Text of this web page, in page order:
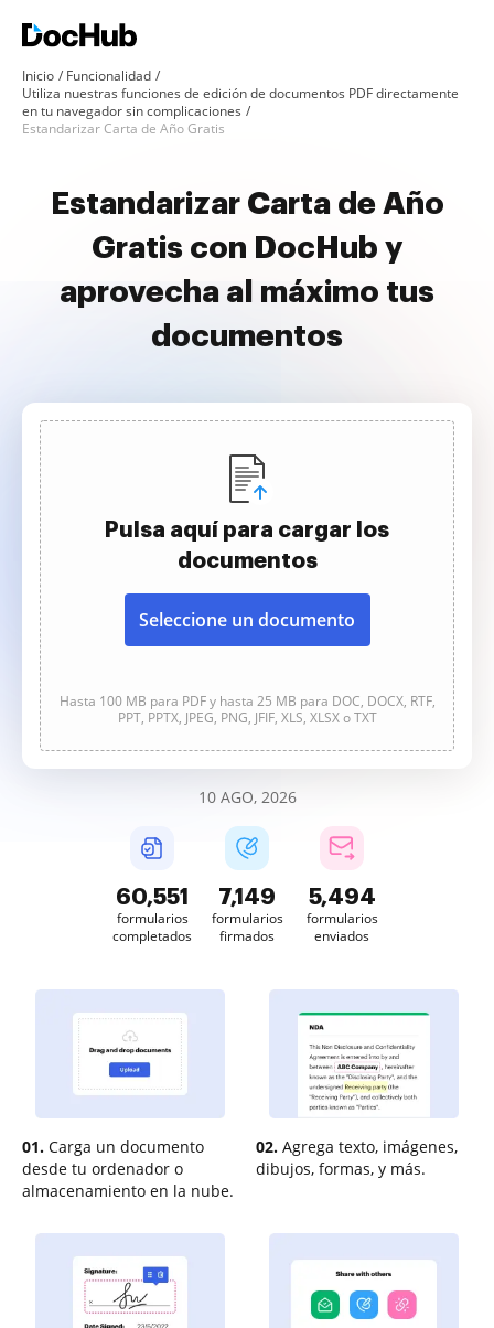
Inicio
Funcionalidad
Utiliza nuestras funciones de edición de documentos PDF directamente
en tu navegador sin complicaciones
Estandarizar Carta de Año Gratis
Estandarizar Carta de Año
Gratis con DocHub y
aprovecha al máximo tus
documentos
Pulsa aquí para cargar los
documentos
Seleccione un documento
Hasta 100 MB para PDF y hasta 25 MB para DOC, DOCX, RTF,
PPT, PPTX, JPEG, PNG, JFIF, XLS, XLSX o TXT
10 AGO, 2026
60,553
formularios
completados
7,149
formularios
firmados
5,494
formularios
enviados
01. Carga un documento
desde tu ordenador o
almacenamiento en la nube.
02. Agrega texto, imágenes,
dibujos, formas, y más.